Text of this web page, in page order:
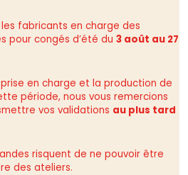
fabricants en charge des
pour congés d’été du 3 août au 27
en charge et la production de
période, nous vous remercions
vos validations au plus tard
risquent de ne pouvoir être
des ateliers.